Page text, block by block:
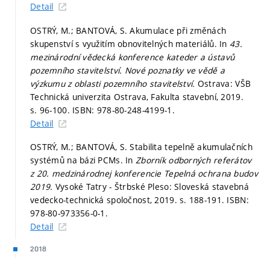
Detail
OSTRÝ, M.; BANTOVÁ, S. Akumulace při změnách
skupenství s využitím obnovitelných materiálů. In 43.
mezinárodní vědecká konference kateder a ústavů
pozemního stavitelství. Nové poznatky ve vědě a
výzkumu z oblasti pozemního stavitelství. Ostrava: VŠB
Technická univerzita Ostrava, Fakulta stavební, 2019.
s. 96-100. ISBN: 978-80-248-4199-1.
Detail
OSTRÝ, M.; BANTOVÁ, S. Stabilita tepelně akumulačních
systémů na bázi PCMs. In Zborník odborných referátov
z 20. medzinárodnej konferencie Tepelná ochrana budov
2019. Vysoké Tatry - Štrbské Pleso: Sloveská stavebná
vedecko-technická spoločnost, 2019.s. 188-191. ISBN:
978-80-973356-0-1.
Detail
2018